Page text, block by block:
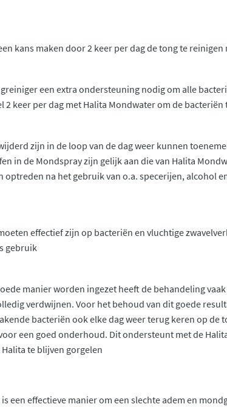
kans maken door 2 keer per dag de tong te
een extra ondersteuning nodig om alle
keer per dag met Halita Mondwater om de
zijn in de loop van de dag weer kunnen
in de Mondspray zijn gelijk aan die van Halita
na het gebruik van o.a. specerijen, alcohol
effectief zijn op bacteriën en vluchtige
gebruik
manier worden ingezet heeft de behandeling
verdwijnen. Voor het behoud van dit goede
bacteriën ook elke dag weer terug keren op de
een goed onderhoud. Dit ondersteunt met de
te blijven gorgelen
een effectieve manier om een slechte adem en